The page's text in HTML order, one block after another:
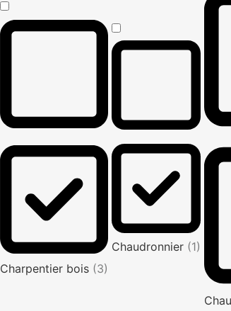
Charpentier bois (3)
Chaudronnier (1)